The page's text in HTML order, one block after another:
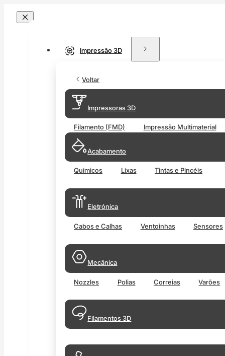
Impressão 3D
Voltar
Impressoras 3D
Filamento (FMD) Impressão Multimaterial
Acabamento
Químicos Lixas Tintas e Pincéis
Eletrónica
Cabos e Calhas Ventoinhas Sensores
Mecânica
Nozzles Polias Correias Varões
Filamentos 3D